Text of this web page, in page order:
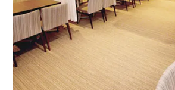
利用規約
個人情報保護方針
子どもの安全基準に関するポリシー launch